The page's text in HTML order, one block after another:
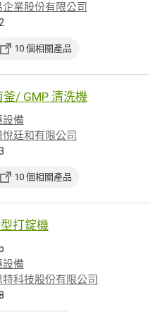
企業股份有限公司
10 個相關產品
/ GMP 清洗機
設備
悅廷和有限公司
10 個相關產品
打錠機
設備
特科技股份有限公司